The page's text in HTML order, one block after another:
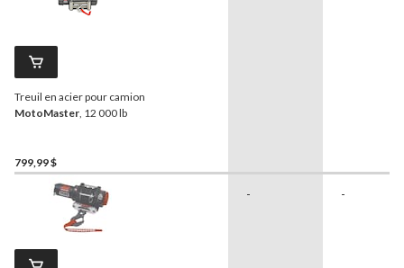
Treuil en acier pour camion
MotoMaster, 12 000 lb
799,99 $
- -